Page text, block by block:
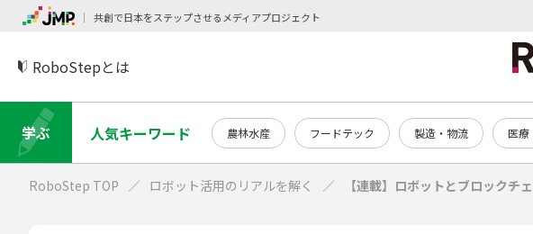
共創で日本をステップさせるメディアプロジェクト
RoboStepとは
学ぶ 人気キーワード 農林水産 フードテック 製造・物流 医療
RoboStep TOP ロボット活用のリアルを解く 【連載】ロボットとブロックチ